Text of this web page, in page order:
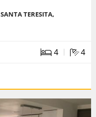
TERESITA,
4 | 4